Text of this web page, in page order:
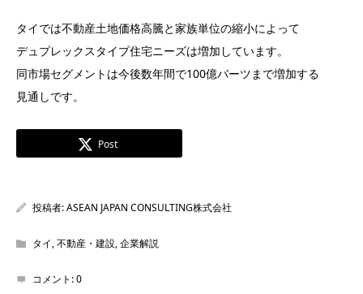
タイでは不動産土地価格高騰と家族単位の縮小によって
デュプレックスタイプ住宅ニーズは増加しています。
同市場セグメントは今後数年間で100億バーツまで増加する
見通しです。
Post
投稿者:ASEAN JAPAN CONSULTING株式会社
タイ,不動産・建設,企業解説
コメント:0